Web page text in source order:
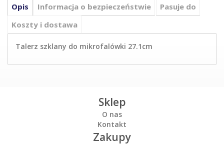
Opis Informacja o bezpieczeństwie
Pasuje do
Koszty i dostawa
Talerz szklany do mikrofalówki 27.1cm
Sklep
O nas
Kontakt
Zakupy